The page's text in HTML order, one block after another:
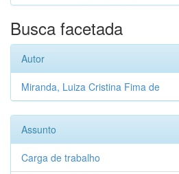
Busca facetada
Autor
Miranda, Luiza Cristina Fima de
Assunto
Carga de trabalho